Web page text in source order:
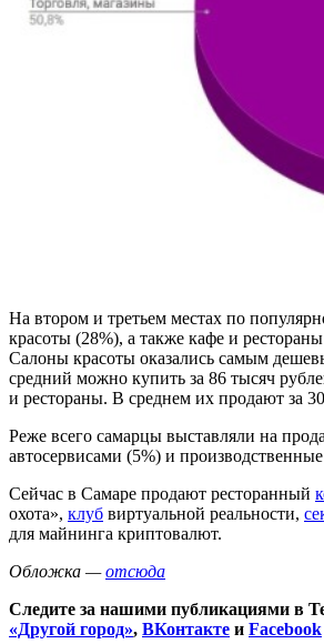
На втором и третьем местах по
красоты (28%), а также кафе и
Салоны красоты оказались самым
средний можно купить за 86 тысяч
и рестораны. В среднем их продают за
Реже всего самарцы выставляли на
автосервисами (5%) и
Сейчас в Самаре продают ресторанный
охота», клуб виртуальной реальности,
для майнинга криптовалют.
Обложка —отсюда
Следите за нашими публикациями в
«Другой город», ВКонтакте и Facebook